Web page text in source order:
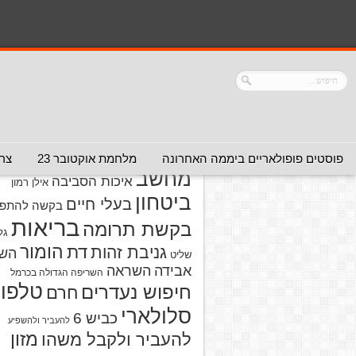
פוסטים פופולאריים ביממה האחרונה מלחמת אוקטובר 23
מפני מוצריםאזהרת
מחשב איכות הסביבה אילן רמון
ביטחון בעלי חיים בקשה
בקשת תרומהבריאות
שליט גניבת זהותדת הומור
אבידה השראה השריפה הגדולה בכרמל
חיפוש נעדרים חרם
סלולארי כביש 6 להעביר ולהשפיע
להעביר ולקבל משהו מזון